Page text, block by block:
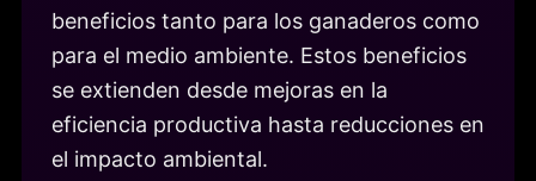
beneficios tanto para los ganaderos como
para el medio ambiente. Estos beneficios
se extienden desde mejoras en la
eficiencia productiva hasta reducciones en
el impacto ambiental.